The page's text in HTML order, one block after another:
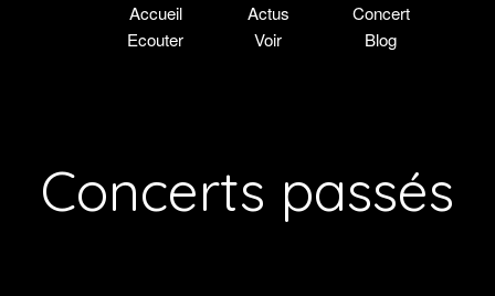
Accueil Actus
Concert
Ecouter
Voir Blog
Concerts passés